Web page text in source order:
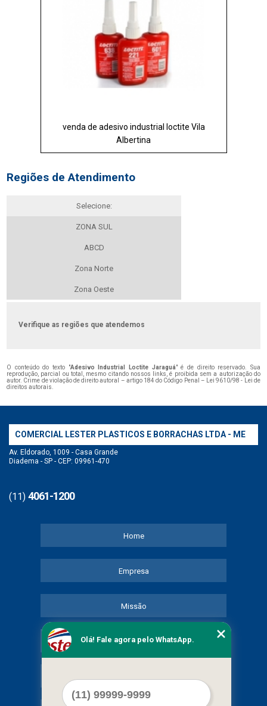
venda de adesivo industrial loctite Vila
Albertina
Regiões de Atendimento
Selecione:
ZONA SUL
ABCD
Zona Norte
Zona Oeste
Verifique as regiões que atendemos
O conteúdo do texto "Adesivo Industrial Loctite Jaraguá" é de direito reservado. Sua
reprodução, parcial ou total, mesmo citando nossos links, é proibida sem a autorização do
autor. Crime de violação de direito autoral – artigo 184 do Código Penal –
Lei 9610/98 - Lei de
direitos autorais
COMERCIAL LESTER PLASTICOS E BORRACHAS LTDA - ME
Av. Eldorado, 1009 - Casa Grande
Diadema - SP - CEP: 09961-470
(11) 4061-1200
Home
Empresa
Missão
Serviços
Olá! Fale agora pelo WhatsApp.